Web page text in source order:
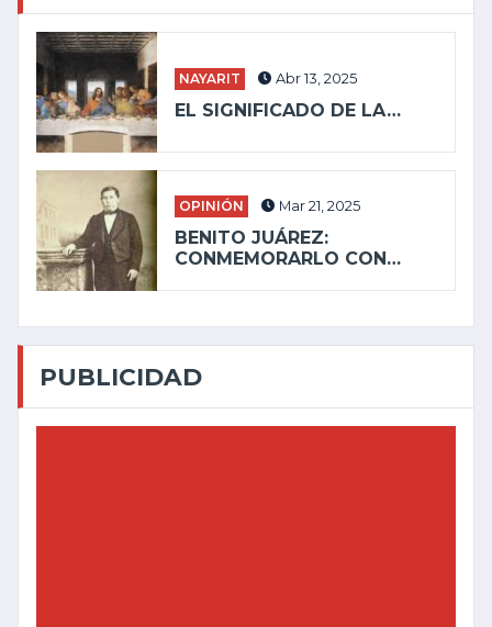
NAYARIT Abr 13, 2025
EL SIGNIFICADO DE LA…
OPINIÓN Mar 21, 2025
BENITO JUÁREZ:
CONMEMORARLO CON…
PUBLICIDAD